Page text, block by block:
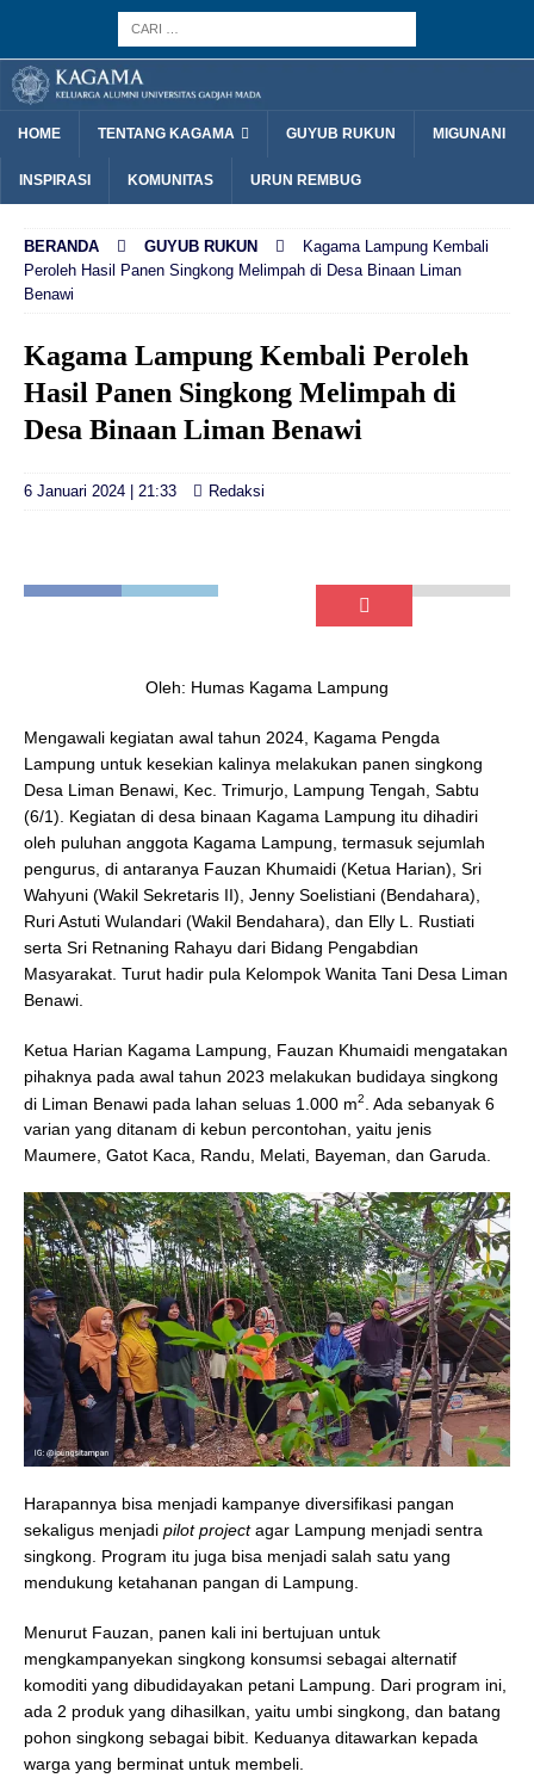
HOME TENTANG KAGAMA GUYUB RUKUN MIGUNANI
INSPIRASI KOMUNITAS URUN REMBUG
BERANDA GUYUB RUKUN
Kagama Lampung Kembali
Peroleh Hasil Panen Singkong Melimpah di Desa Binaan Liman
Benawi
Kagama Lampung Kembali Peroleh
Hasil Panen Singkong Melimpah di
Desa Binaan Liman Benawi
6 Januari 2024 | 21:33 Redaksi
Oleh: Humas Kagama Lampung
Mengawali kegiatan awal tahun 2024, Kagama Pengda
Lampung untuk kesekian kalinya melakukan panen singkong
Desa Liman Benawi, Kec. Trimurjo, Lampung Tengah, Sabtu
(6/1). Kegiatan di desa binaan Kagama Lampung itu dihadiri
oleh puluhan anggota Kagama Lampung, termasuk sejumlah
pengurus, di antaranya Fauzan Khumaidi (Ketua Harian), Sri
Wahyuni (Wakil Sekretaris II), Jenny Soelistiani (Bendahara),
Ruri Astuti Wulandari (Wakil Bendahara), dan Elly L. Rustiati
serta Sri Retnaning Rahayu dari Bidang Pengabdian
Masyarakat. Turut hadir pula Kelompok Wanita Tani Desa Liman
Benawi.
Ketua Harian Kagama Lampung, Fauzan Khumaidi mengatakan
pihaknya pada awal tahun 2023 melakukan budidaya singkong
di Liman Benawi pada lahan seluas 1.000 m2
. Ada sebanyak 6
varian yang ditanam di kebun percontohan, yaitu jenis
Maumere, Gatot Kaca, Randu, Melati, Bayeman, dan Garuda.
Harapannya bisa menjadi kampanye diversifikasi pangan
sekaligus menjadi pilot projectagar Lampung menjadi sentra
singkong. Program itu juga bisa menjadi salah satu yang
mendukung ketahanan pangan di Lampung.
Menurut Fauzan, panen kali ini bertujuan untuk
mengkampanyekan singkong konsumsi sebagai alternatif
komoditi yang dibudidayakan petani Lampung. Dari program ini,
ada 2 produk yang dihasilkan, yaitu umbi singkong, dan batang
pohon singkong sebagai bibit. Keduanya ditawarkan kepada
warga yang berminat untuk membeli.